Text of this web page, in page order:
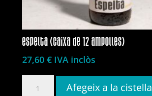
espelta (caixa de 12 ampolles)
27,60 € IVA inclòs
Afegeix a la cistella